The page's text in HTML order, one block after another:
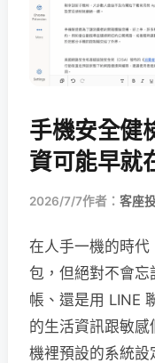
手機安全健
資可能早就
2026/7/7作者： 客座
在人手一機的時
包，但絕對不會
帳、還是用 LINE
的生活資訊跟敏
機裡預設的系統